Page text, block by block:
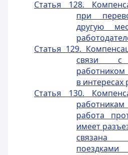
Статья 128.
при
другую
Статья 129.
связи с
в интересах
Статья 130.
работникам
работа
имеет
связана